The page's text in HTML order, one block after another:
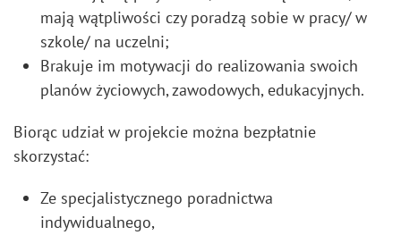
mają wątpliwości czy poradzą sobie w pracy/ w
szkole/ na uczelni;
Brakuje im motywacji do realizowania swoich
planów życiowych, zawodowych, edukacyjnych.
Biorąc udział w projekcie można bezpłatnie
skorzystać:
Ze specjalistycznego poradnictwa
indywidualnego,